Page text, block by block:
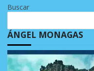
Buscar
ÁNGEL MONAGAS